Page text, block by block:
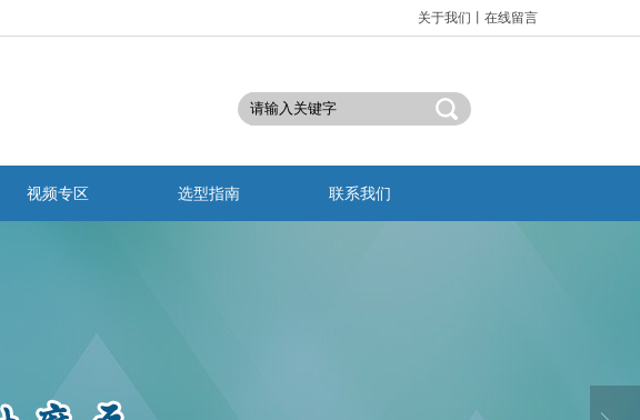
关于我们 在线留言
视频专区 选型指南 联系我们